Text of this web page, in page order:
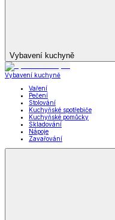
Vybavení kuchyně
Vybavení kuchyně
Vaření
Pečení
Stolování
Kuchyňské spotřebiče
Kuchyňské pomůcky
Skladování
Nápoje
Zavařování